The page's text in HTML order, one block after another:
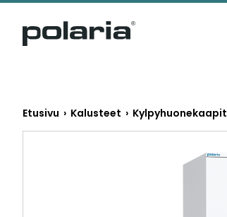
https://polaria.fi/name
Etusivu › Kalusteet › Kylpyhuonekaapit